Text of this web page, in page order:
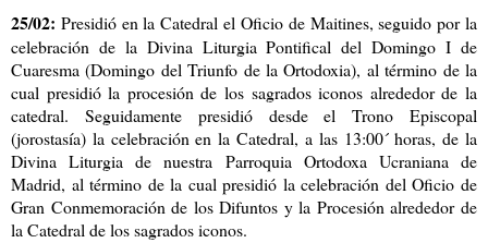
25/02: Presidió en la Catedral el Oficio de Maitines, seguido por la
celebración de la Divina Liturgia Pontifical del Domingo I de
Cuaresma (Domingo del Triunfo de la Ortodoxia), al término de la
cual presidió la procesión de los sagrados iconos alrededor de la
catedral. Seguidamente presidió desde el Trono Episcopal
(jorostasía) la celebración en la Catedral, a las 13:00´ horas, de la
Divina Liturgia de nuestra Parroquia Ortodoxa Ucraniana de
Madrid, al término de la cual presidió la celebración del Oficio de
Gran Conmemoración de los Difuntos y la Procesión alrededor de
la Catedral de los sagrados iconos.